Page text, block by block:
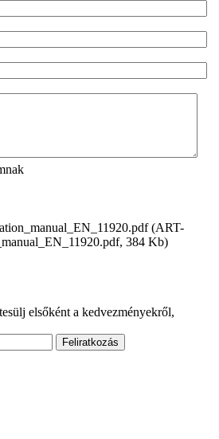
(ART-
384 Kb)
elsőként a kedvezményekről,
Feliratkozás